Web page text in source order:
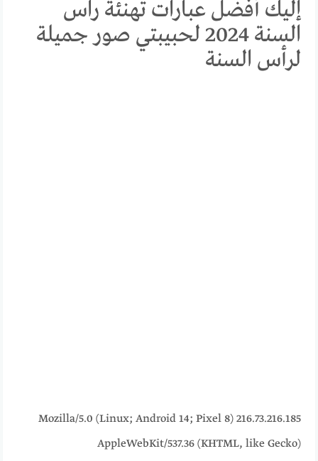
إليك أفضل عبارات تهنئة راس
السنة 2024 لحبيبتي صور جميلة
لرأس السنة
216.73.216.185 Mozilla/5.0 (Linux; Android 14; Pixel 8)
AppleWebKit/537.36 (KHTML, like Gecko)